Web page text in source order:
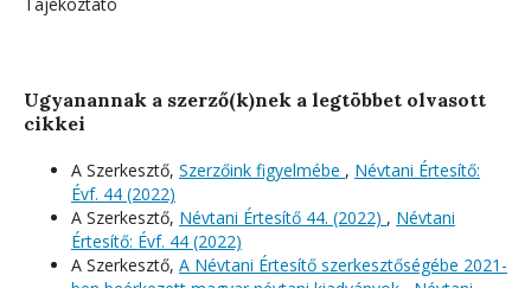
Ugyanannak a szerző(k)nek a legtöbbet olvasott
cikkei
A Szerkesztő, Szerzőink figyelmébe , Névtani Értesítő:
Évf. 44 (2022)
A Szerkesztő, Névtani Értesítő 44. (2022) , Névtani
Értesítő: Évf. 44 (2022)
A Szerkesztő, A Névtani Értesítő szerkesztőségébe 2021-